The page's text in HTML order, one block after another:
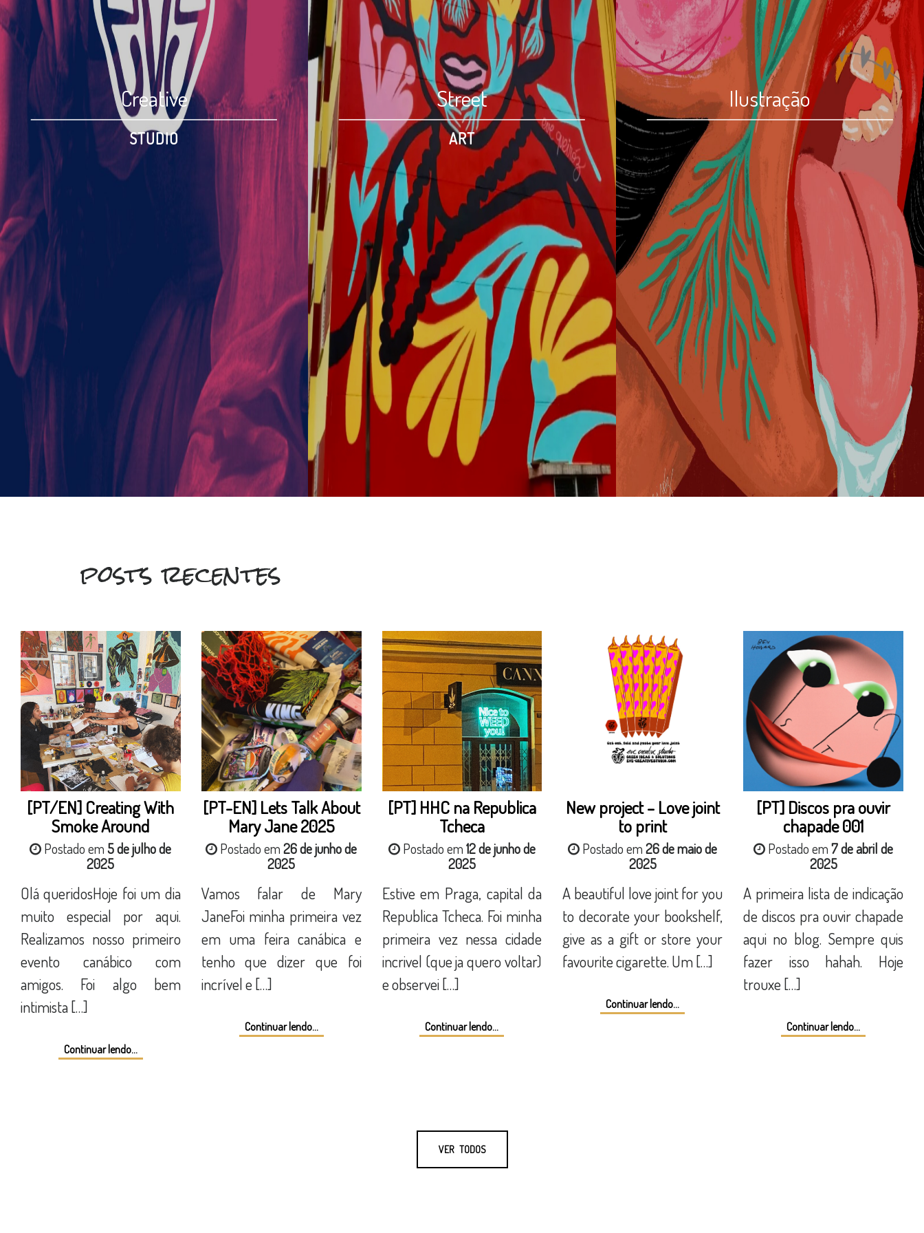
Creative
STUDIO
Street
ART
Ilustração
posts recentes
[PT/EN] Creating With
Smoke Around
Postado em5 de julho de
2025
Olá queridosHoje foi um dia
muito especial por aqui.
Realizamos nosso primeiro
evento canábico com
amigos. Foi algo bem
intimista […]
Continuar lendo...
[PT-EN] Lets Talk About
Mary Jane 2025
Postado em26 de junho de
2025
Vamos falar de Mary
JaneFoi minha primeira vez
em uma feira canábica e
tenho que dizer que foi
incrível e […]
Continuar lendo...
[PT] HHC na Republica
Tcheca
Postado em12 de junho de
2025
Estive em Praga, capital da
Republica Tcheca. Foi minha
primeira vez nessa cidade
incrivel (que ja quero voltar)
e observei […]
Continuar lendo...
New project – Love joint
to print
Postado em26 de maio de
2025
A beautiful love joint for you
to decorate your bookshelf,
give as a gift or store your
favourite cigarette. Um […]
Continuar lendo...
[PT] Discos pra ouvir
chapade 001
Postado em7 de abril de
2025
A primeira lista de indicação
de discos pra ouvir chapade
aqui no blog. Sempre quis
fazer isso hahah. Hoje
trouxe […]
Continuar lendo...
VER TODOS